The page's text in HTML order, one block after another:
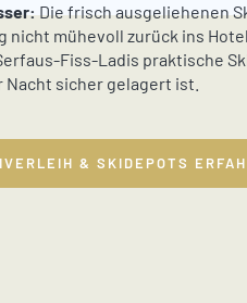
Die frisch ausgeliehenen
nicht mühevoll zurück ins
Fiss-Ladis praktische
sicher gelagert ist.
& SKIDEPOTS